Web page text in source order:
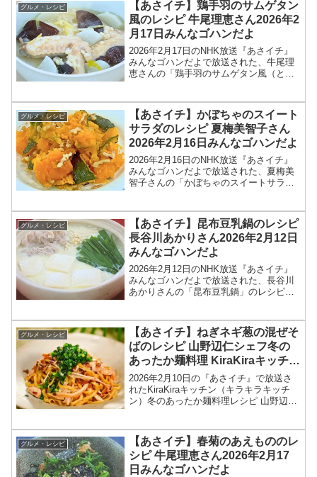
災の際、被災地...
グルメ・レシピ
【あさイチ】鶏手羽のサムゲタン
風のレシピ 牛尾理恵さん2026年2
月17日みんなゴハンだよ
2026年2月17日のNHK放送『あさイチ』
みんなゴハンだよで放送された、牛尾理
恵さんの「鶏手羽のサムゲタン風（とり
は、料理研究家の牛尾理恵さんが登場！
鶏手羽で作る参鶏...
グルメ・レシピ
【あさイチ】かぼちゃのスイート
サラダのレシピ 夏梅美智子さん
2026年2月16日みんなゴハンだよ
2026年2月16日のNHK放送『あさイチ』
みんなゴハンだよで放送された、夏梅美
智子さんの「かぼちゃのスイートサラ
夏梅美智子さんが登場！レンチンしたカ
ボチャに、塩・く...
グルメ・レシピ
【あさイチ】昆布豆乳鍋のレシピ
長谷川あかりさん2026年2月12日
みんなゴハンだよ
2026年2月12日のNHK放送『あさイチ』
みんなゴハンだよで放送された、長谷川
あかりさんの「昆布豆乳鍋」のレシピを
んが登場！具材を入れて煮るだけのノン
オイル鍋のレシ...
グルメ・レシピ
【あさイチ】ねぎネギ葱の混ぜそ
ばのレシピ 山野辺仁シェフ冬の
あったか麺料理 KiraKiraキッチン
2026年2月10日
2026年2月10日の『あさイチ』で放送さ
れたKiraKiraキッチン（キラキラキッチ
ン）冬のあったか麺料理レシピ 山野辺仁
「あさイチ」では、KiraKiraキッチンで...
グルメ・レシピ
【あさイチ】春菊のあえもののレ
シピ 牛尾理恵さん2026年2月17
日みんなゴハンだよ